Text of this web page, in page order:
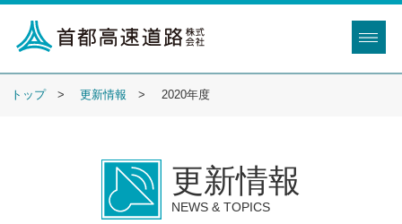
トップ 更新情報 2020年度
更新情報
NEWS & TOPICS